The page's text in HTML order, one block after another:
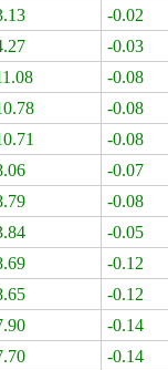
-0.02
-0.03
-0.08
-0.08
-0.08
-0.07
-0.08
-0.05
-0.12
-0.12
-0.14
-0.14